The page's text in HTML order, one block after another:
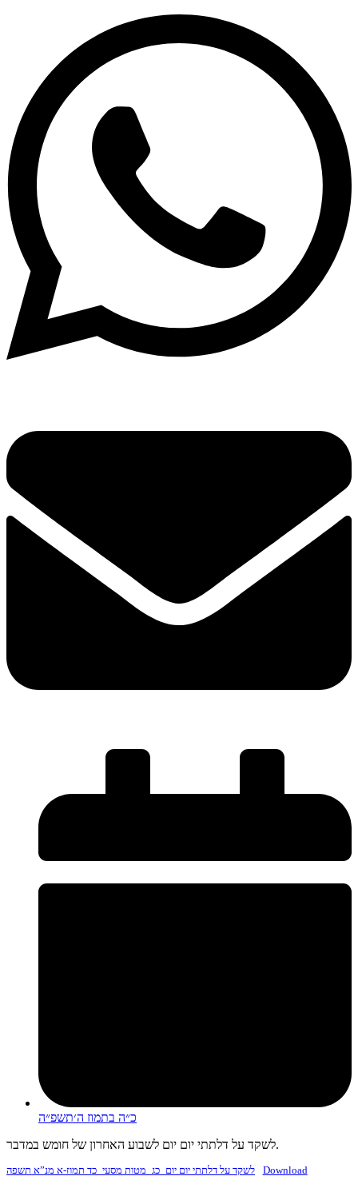
כ״ה בתמוז ה׳תשפ״ה
לשקד על דלתתי יום יום לשבוע האחרון של חומש במדבר.
לשקד על דלתתי יום יום_כג_מטות מסעי_כד תמוז-א מנ”א תשפה Download